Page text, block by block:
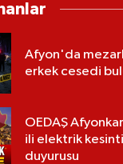
Afyon'da
erkek cesedi
OEDAŞ
ili elektrik
duyurusu